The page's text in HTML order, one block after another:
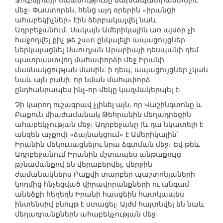
մեջ։ Փաստորեն, հենց այդ օրերին «իրանցի
ահաբեկիչներ» էին ձերբակալվել նաև
Ադրբեջանում։ Սակայն Ամերիկային առ այսօր չի
հաջողվել քիչ թե շատ ընկալելի ապացույցներ
ներկայացնել Սաուդյան Արաբիայի դեսպանի դեմ
պատրաստվող մահափորձի մեջ Իրանի
մասնակցության մասին. ի դեպ, ապացույցներ չկան
նաև այն բանի, որ նման մահափորձ
ընդհանրապես ինչ-որ մեկը կազմակերպել է։
Չի կարող ուշագրավ չլինել այն, որ Վաշինգտոնը և
Բաքուն միաժամանակ Թեհրանին մեղադրեցին
ահաբեկչության մեջ։ Ադրբեջանը (և դա նկատելի է
անզեն աչքով) «ձայնակցում» է Ամերիկային՝
Իրանին մեկուսացնելու նրա ձգտման մեջ։ Եվ թեև
Ադրբեջանում Իրանին մշտապես անթաքույց
թշնամանքով են վերաբերվել, վերջին
ժամանակներս Բաքվի տարբեր պաշտոնյաների
կողմից հնչեցված վիրավորանքների ու անգամ
անեծքի հեղեղն Իրանի հասցեին հատկապես
ինտենսիվ բնույթ է ստացել։ Այժմ հայտնվել են նաև
մեղադրանքներն ահաբեկչության մեջ։